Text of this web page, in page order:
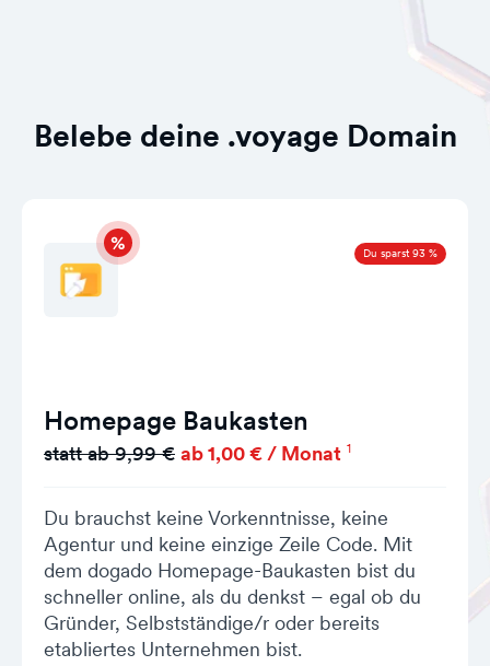
Belebe deine .voyage Domain
Du sparst 93 %
Homepage Baukasten
statt ab 9,99 € ab 1,00 € / Monat 1
Du brauchst keine Vorkenntnisse, keine
Agentur und keine einzige Zeile Code. Mit
dem dogado Homepage-Baukasten bist du
schneller online, als du denkst – egal ob du
Gründer, Selbstständige/r oder bereits
etabliertes Unternehmen bist.